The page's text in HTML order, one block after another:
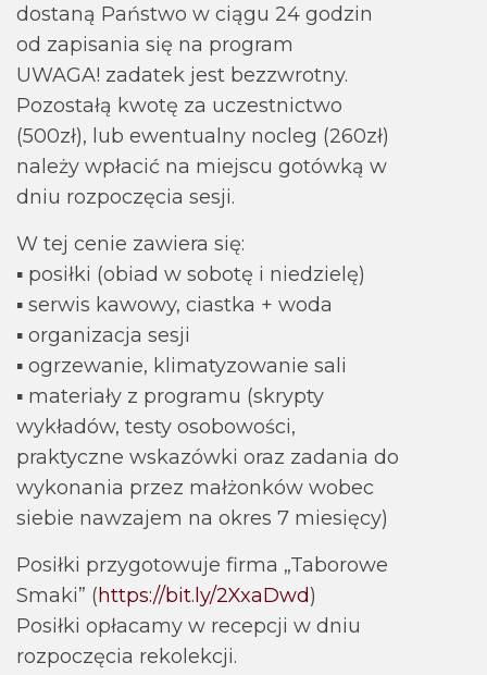
dostaną Państwo w ciągu 24 godzin
od zapisania się na program
UWAGA! zadatek jest bezzwrotny.
Pozostałą kwotę za uczestnictwo
(500zł), lub ewentualny nocleg (260zł)
należy wpłacić na miejscu gotówką w
dniu rozpoczęcia sesji.
W tej cenie zawiera się:
▪ posiłki (obiad w sobotę i niedzielę)
▪ serwis kawowy, ciastka + woda
▪ organizacja sesji
▪ ogrzewanie, klimatyzowanie sali
▪ materiały z programu (skrypty
wykładów, testy osobowości,
praktyczne wskazówki oraz zadania do
wykonania przez małżonków wobec
siebie nawzajem na okres 7 miesięcy)
Posiłki przygotowuje firma „Taborowe
Smaki” (https://bit.ly/2XxaDwd)
Posiłki opłacamy w recepcji w dniu
rozpoczęcia rekolekcji.